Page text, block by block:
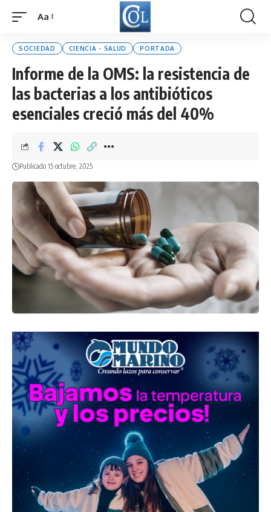
Font
Aa
SOCIEDAD CIENCIA - SALUD PORTADA
Informe de la OMS: la resistencia de
las bacterias a los antibióticos
esenciales creció más del 40%
Publicado 15 octubre, 2025